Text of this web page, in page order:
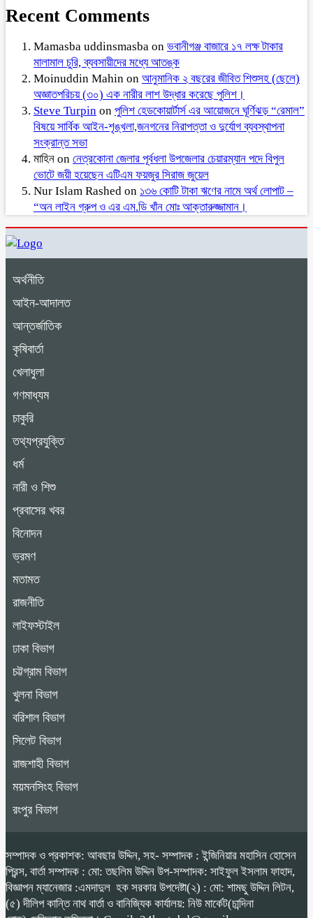
Recent Comments
Mamasba uddinsmasba on ভবানীগঞ্জ বাজারে ১৭ লক্ষ টাকার
মালামাল চুরি, ব্যবসায়ীদের মধ্যে আতঙ্ক
Moinuddin Mahin on আনুমানিক ২ বছরের জীবিত শিশুসহ (ছেলে)
অজ্ঞাতপরিচয় (৩০) এক নারীর লাশ উদ্ধার করেছে পুলিশ।
Steve Turpin on পুলিশ হেডকোয়ার্টার্স এর আয়োজনে ঘূর্ণিঝড় “রেমাল”
বিষয়ে সার্বিক আইন-শৃঙ্খলা,জনগনের নিরাপত্তা ও দুর্যোগ ব্যবস্থাপনা
সংক্রান্ত সভা
মাহিন on নেত্রকোনা জেলার পূর্বধলা উপজেলার চেয়ারম্যান পদে বিপুল
ভোটে জয়ী হয়েছেন এটিএম ফয়জুর সিরাজ জুয়েল
Nur Islam Rashed on ১৩৬ কোটি টাকা ঋণের নামে অর্থ লোপাট –
“অন লাইন গ্রুপ ও এর এম.ডি খাঁন মোঃ আক্তারুজ্জামান।
অর্থনীতি
আইন-আদালত
আন্তর্জাতিক
কৃষিবার্তা
খেলাধুলা
গণমাধ্যম
চাকুরি
তথ্যপ্রযুক্তি
ধর্ম
নারী ও শিশু
প্রবাসের খবর
বিনোদন
ভ্রমণ
মতামত
রাজনীতি
লাইফস্টাইল
ঢাকা বিভাগ
চট্টগ্রাম বিভাগ
খুলনা বিভাগ
বরিশাল বিভাগ
সিলেট বিভাগ
রাজশাহী বিভাগ
ময়মনসিংহ বিভাগ
রংপুর বিভাগ
সম্পাদক ও প্রকাশক: আবছার উদ্দিন, সহ- সম্পাদক : ইন্জিনিয়ার মহাসিন হোসেন
প্রিন্স, বার্তা সম্পাদক : মো: তছলিম উদ্দিন উপ-সম্পাদক: সাইফুল ইসলাম ফাহাদ,
বিজ্ঞাপন ম্যানেজার :এমদাদুল হক সরকার উপদেষ্টা(২) : মো: শামছু উদ্দিন লিটন,
(৫) দীলিপ কান্তি নাথ বার্তা ও বানিজ্যিক কার্যালয়: নিউ মার্কেট(চান্দিনা